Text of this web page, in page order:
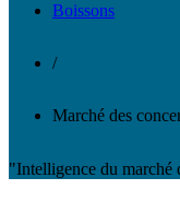
Boissons
/
Marché des
"Intelligence du marché